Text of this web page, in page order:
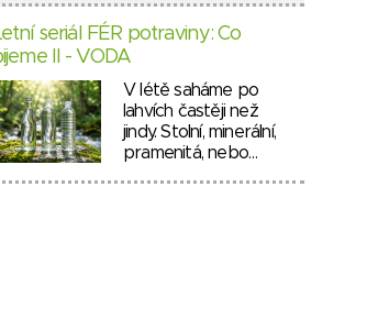
seriál FÉR potraviny: Co
II - VODA
V létě saháme po
lahvích častěji než
jindy. Stolní, minerální,
pramenitá, nebo…